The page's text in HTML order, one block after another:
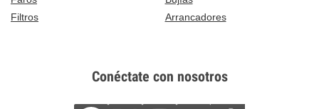
Filtros
Arrancadores
Conéctate con nosotros